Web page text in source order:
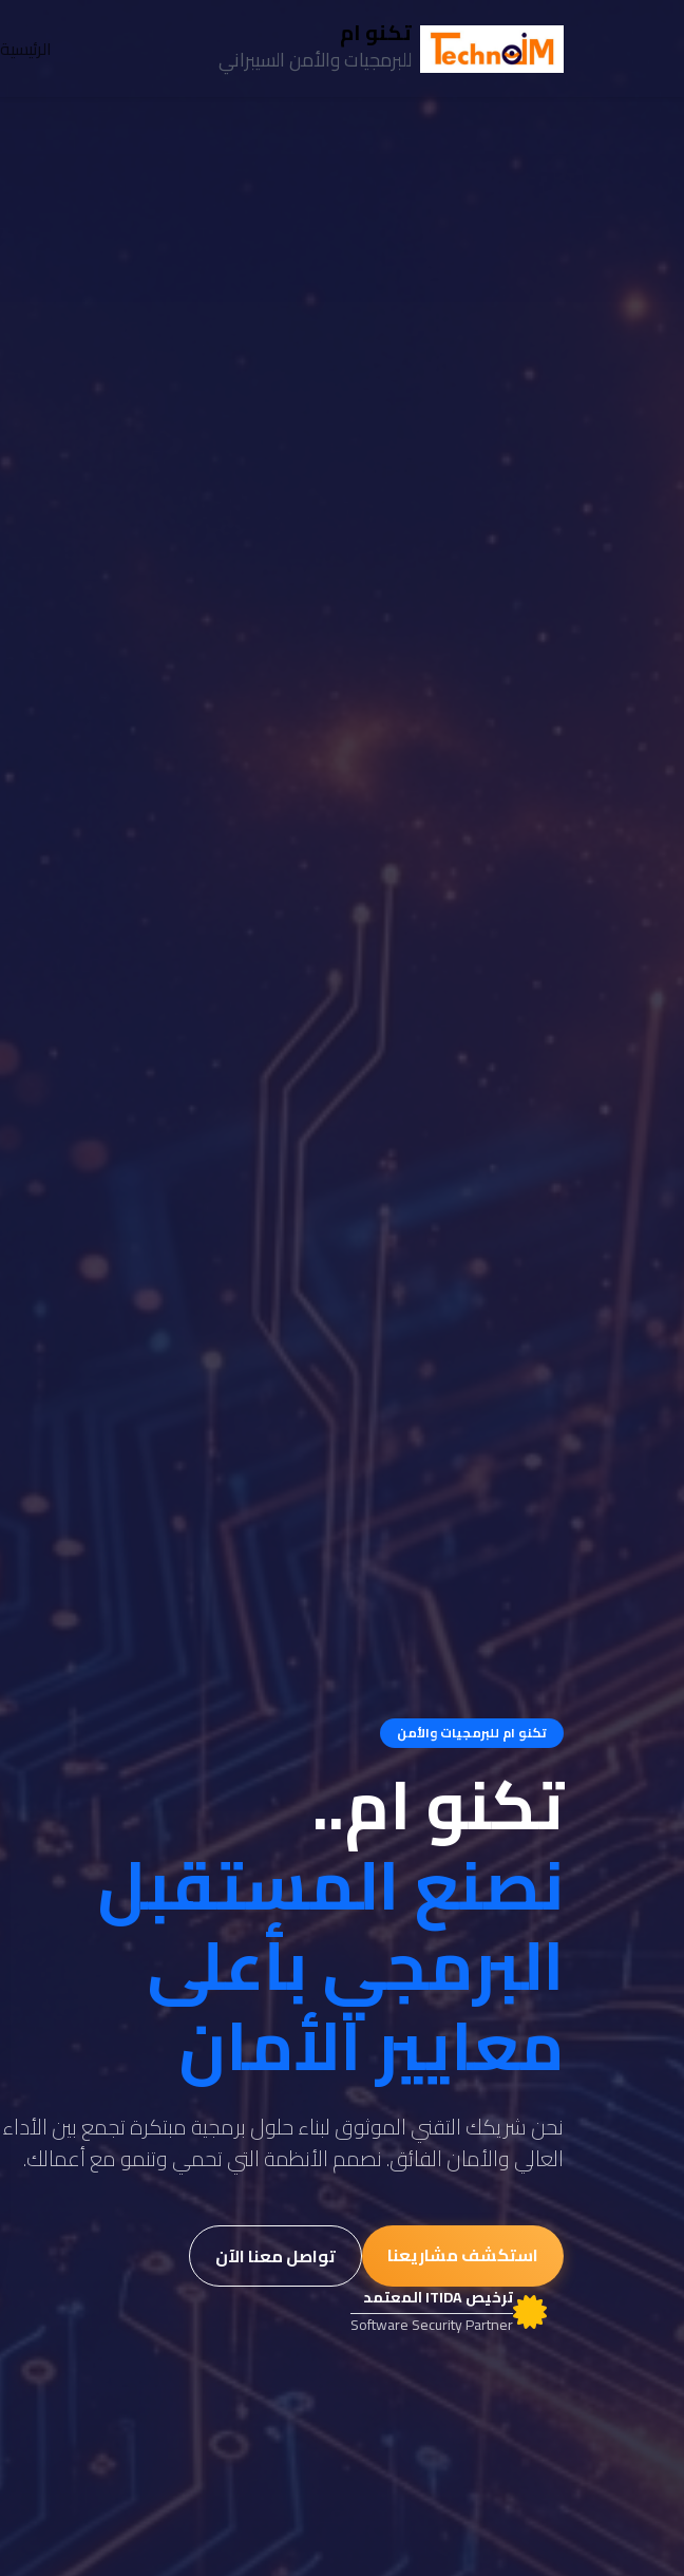
تكنو ام
للبرمجيات والأمن السيبراني الرئيسية
تكنو ام للبرمجيات والأمن
تكنو ام..
نصنع المستقبل
البرمجي بأعلى
معايير الأمان
نحن شريكك التقني الموثوق لبناء حلول برمجية مبتكرة تجمع بين الأداء
العالي والأمان الفائق. نصمم الأنظمة التي تحمي وتنمو مع أعمالك.
استكشف مشاريعنا تواصل معنا الآن
ترخيص ITIDA المعتمد
Software Security Partner